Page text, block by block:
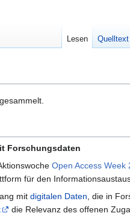
Forschungsdaten
Open Access Week
für den
mit digitalen Daten, die in
die Relevanz des offenen
Lesen